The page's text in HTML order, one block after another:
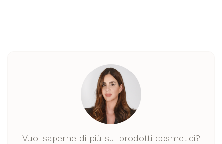
Vuoi saperne di più sui prodotti cosmetici?